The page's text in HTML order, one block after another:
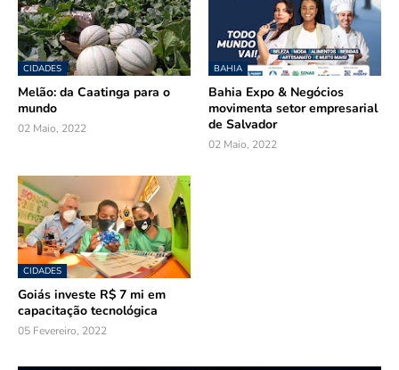
CIDADES
Melão: da Caatinga para o
mundo
02 Maio, 2022
BAHIA
Bahia Expo & Negócios
movimenta setor empresarial
de Salvador
02 Maio, 2022
CIDADES
Goiás investe R$ 7 mi em
capacitação tecnológica
05 Fevereiro, 2022